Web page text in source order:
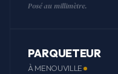
Posé au millimètre.
PARQUETEUR
À MENOUVILLE